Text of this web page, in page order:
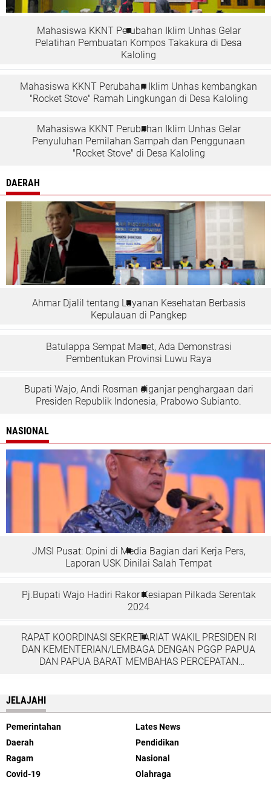
Mahasiswa KKNT Perubahan Iklim Unhas Gelar
Pelatihan Pembuatan Kompos Takakura di Desa
Kaloling
Mahasiswa KKNT Perubahan Iklim Unhas kembangkan
"Rocket Stove" Ramah Lingkungan di Desa Kaloling
Mahasiswa KKNT Perubahan Iklim Unhas Gelar
Penyuluhan Pemilahan Sampah dan Penggunaan
"Rocket Stove" di Desa Kaloling
DAERAH
Ahmar Djalil tentang Layanan Kesehatan Berbasis
Kepulauan di Pangkep
Batulappa Sempat Macet, Ada Demonstrasi
Pembentukan Provinsi Luwu Raya
Bupati Wajo, Andi Rosman diganjar penghargaan dari
Presiden Republik Indonesia, Prabowo Subianto.
NASIONAL
JMSI Pusat: Opini di Media Bagian dari Kerja Pers,
Laporan USK Dinilai Salah Tempat
Pj.Bupati Wajo Hadiri Rakor Kesiapan Pilkada Serentak
2024
RAPAT KOORDINASI SEKRETARIAT WAKIL PRESIDEN RI
DAN KEMENTERIAN/LEMBAGA DENGAN PGGP PAPUA
DAN PAPUA BARAT MEMBAHAS PERCEPATAN
JELAJAHI
Pemerintahan
Lates News
Daerah
Pendidikan
Ragam
Nasional
Covid-19
Olahraga